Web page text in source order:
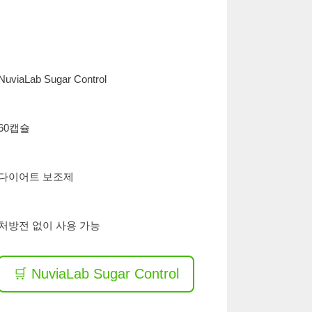
Sugar Control
캡슐
이어트 보조제
방전 없이 사용 가능
🛒 NuviaLab Sugar Control